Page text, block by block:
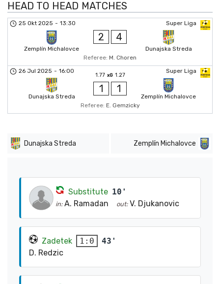
HEAD TO HEAD MATCHES
Super Liga
25 Okt 2025 - 13:30
Zemplín Michalovce
2 4
Dunajska Streda
Referee: M. Choren
Super Liga
26 Jul 2025 - 16:00
Dunajska Streda
1.77 xG 1.27
1 1
Zemplín Michalovce
Referee: E. Gemzicky
Dunajska Streda Zemplín Michalovce
Substitute 10'
in: A. Ramadan out: V. Djukanovic
Zadetek 1:0
43'
D. Redzic